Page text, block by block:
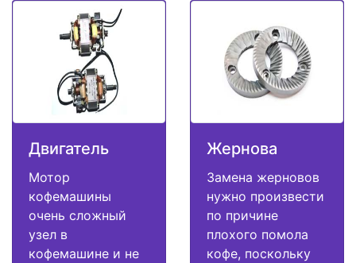
Двигатель
Мотор
кофемашины
очень сложный
узел в
кофемашине и не
Жернова
Замена жерновов
нужно произвести
по причине
плохого помола
кофе, поскольку